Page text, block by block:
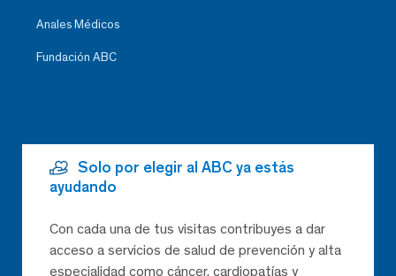
Anales Médicos
Fundación ABC
Solo por elegir al ABC ya estás
ayudando
Con cada una de tus visitas contribuyes a dar
acceso a servicios de salud de prevención y alta
especialidad como cáncer, cardiopatías y